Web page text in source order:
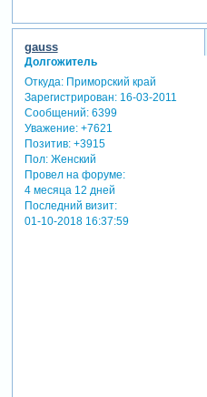
gauss
Долгожитель
Откуда:Приморский край
Зарегистрирован: 16-03-2011
Сообщений:6399
Уважение: +7621
Позитив: +3915
Пол:Женский
Провел на форуме:
4 месяца 12 дней
Последний визит:
01-10-2018 16:37:59